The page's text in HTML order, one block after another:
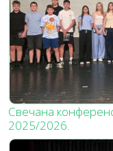
Свечана
2025/2026.